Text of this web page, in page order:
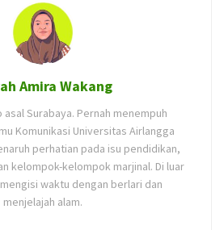
Amira Wakang
Surabaya. Pernah menempuh
Komunikasi Universitas Airlangga
perhatian pada isu pendidikan,
kelompok-kelompok marjinal. Di luar
waktu dengan berlari dan
menjelajah alam.